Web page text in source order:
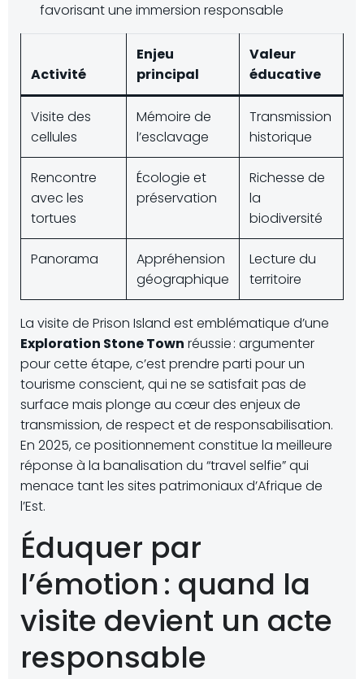
favorisant une immersion responsable
Activité
Enjeu
principal
Valeur
éducative
Visite des
cellules
Mémoire de
l’esclavage
Transmission
historique
Rencontre
avec les
tortues
Écologie et
préservation
Richesse de
la
biodiversité
Panorama
Appréhension
géographique
Lecture du
territoire
La visite de Prison Island est emblématique d’une
Exploration Stone Town réussie : argumenter
pour cette étape, c’est prendre parti pour un
tourisme conscient, qui ne se satisfait pas de
surface mais plonge au cœur des enjeux de
transmission, de respect et de responsabilisation.
En 2025, ce positionnement constitue la meilleure
réponse à la banalisation du “travel selfie” qui
menace tant les sites patrimoniaux d’Afrique de
l’Est.
Éduquer par
l’émotion : quand la
visite devient un acte
responsable